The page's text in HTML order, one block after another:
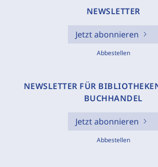
NEWSLETTER
Jetzt abonnieren
Abbestellen
NEWSLETTER FÜR
BUCHHANDEL
Jetzt abonnieren
Abbestellen